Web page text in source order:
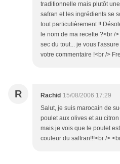
traditionnelle mais plutôt
safran et les ingrédients se
tout particulièrement !!
le nom de ma recette ?<br /
sec du tout... je vous
votre commentaire !<br />
R Rachid 15/08/2006 17:29
Salut, je suis marocain de
poulet aux olives et au
mais je vois que le poulet
couleur du saffran!!!<br />